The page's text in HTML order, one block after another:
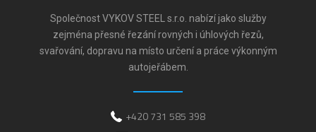
Společnost VYKOV STEEL s.r.o. nabízí jako služby
zejména přesné řezání rovných i úhlových řezů,
svařování, dopravu na místo určení a práce výkonným
autojeřábem.
+420 731 585 398